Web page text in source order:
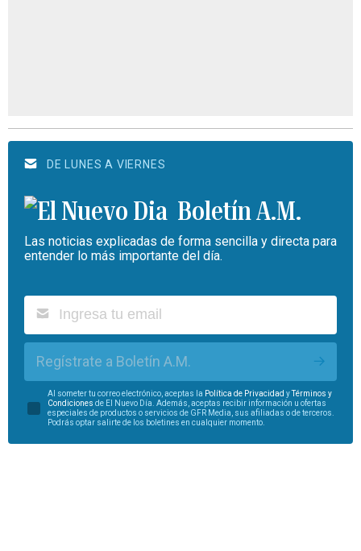
DE LUNES A VIERNES
Boletín A.M.
Las noticias explicadas de forma sencilla y directa para
entender lo más importante del día.
Regístrate a Boletín A.M.
Al someter tu correo electrónico, aceptas la Política de Privacidad yTérminos y
Condiciones de El Nuevo Día. Además, aceptas recibir información u ofertas
especiales de productos o servicios de GFR Media, sus afiliadas o de terceros.
Podrás optar salirte de los boletines en cualquier momento.